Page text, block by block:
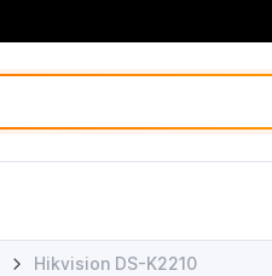
Hikvision DS-K2210